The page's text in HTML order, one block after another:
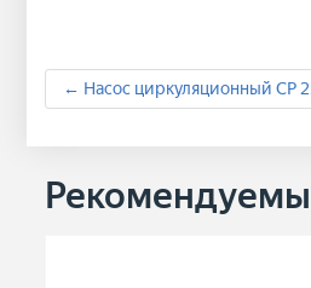
← Насос циркуляционный CP